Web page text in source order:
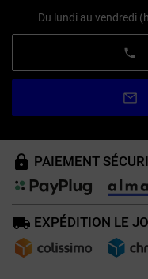
Du lundi au vendredi
PAIEMENT
EXPÉDITION LE